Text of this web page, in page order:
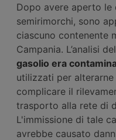
Dopo avere aperto le
semirimorchi, sono
ciascuno contenente
Campania. L’analisi
gasolio era
utilizzati per
complicare il
trasporto alla rete di
L'immissione di tale
avrebbe causato